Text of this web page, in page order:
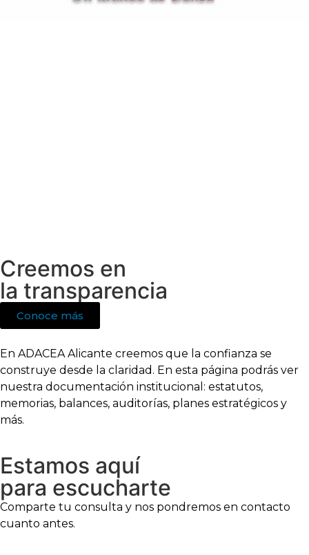
Creemos en
la transparencia
Conoce más
En ADACEA Alicante creemos que la confianza se
construye desde la claridad. En esta página podrás ver
nuestra documentación institucional: estatutos,
memorias, balances, auditorías, planes estratégicos y
más.
Estamos aquí
para escucharte
Comparte tu consulta y nos pondremos en contacto
cuanto antes.